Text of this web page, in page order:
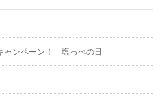
ャンペーン！ 塩っぺの日